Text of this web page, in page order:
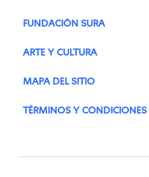
FUNDACIÓN SURA
ARTE Y CULTURA
MAPA DEL SITIO
TÉRMINOS Y CONDICIONES